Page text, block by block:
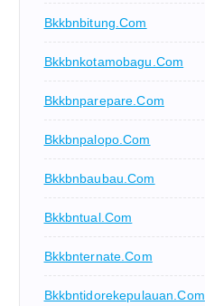
Bkkbnbitung.com
Bkkbnkotamobagu.com
Bkkbnparepare.com
Bkkbnpalopo.com
Bkkbnbaubau.com
Bkkbntual.com
Bkkbnternate.com
Bkkbntidorekepulauan.com